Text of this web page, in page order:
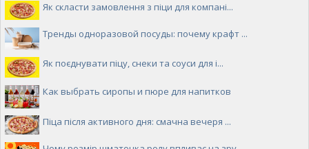
Як скласти замовлення з піци для компані...
Тренды одноразовой посуды: почему крафт ...
Як поєднувати піцу, снеки та соуси для і...
Как выбрать сиропы и пюре для напитков
Піца після активного дня: смачна вечеря ...